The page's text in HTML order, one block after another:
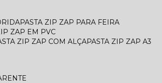
PASTA ZIP ZAP PARA FEIRA
ZAP EM PVC
ZIP ZAP COM ALÇA PASTA ZIP ZAP A3